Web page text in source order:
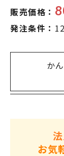
販売価格：
発注条件：
か
お気